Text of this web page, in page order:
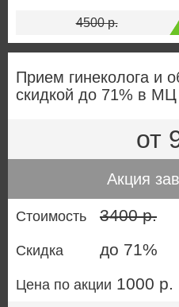
4500 р.
Прием гинеколога и
скидкой до 71% в МЦ
от
Акция
Стоимость 3400 р.
Скидка до 71%
Цена по акции 1000 р.